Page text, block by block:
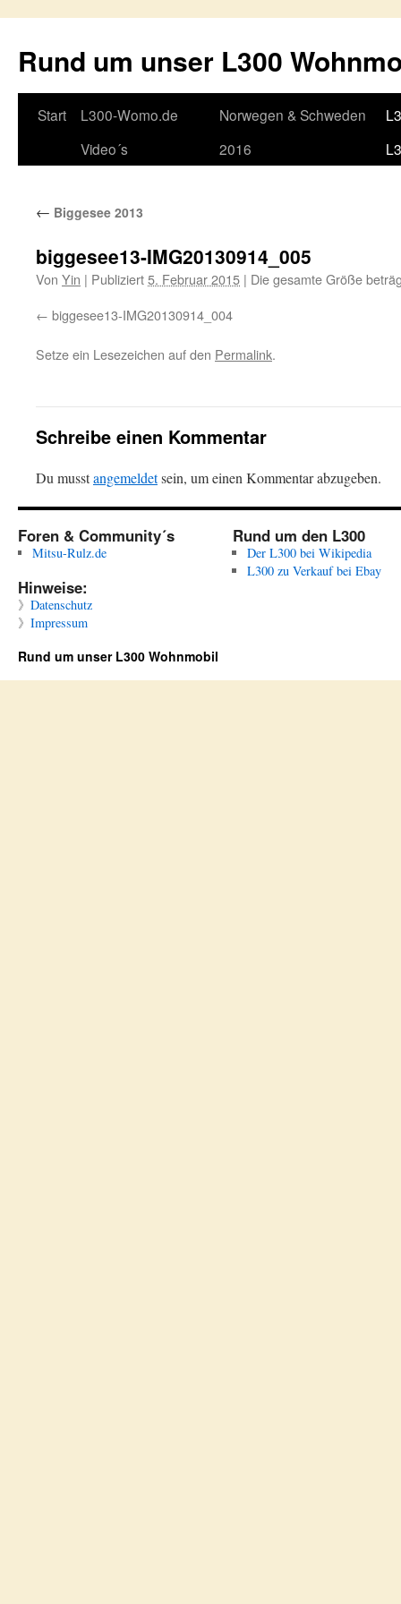
Rund um unser L300
Springe
Start
L300-Womo.de
Video´s
Norwegen & Schweden
2016
← Biggesee 2013
biggesee13-IMG20130914_005
Von Yin | Publiziert5. Februar 2015 | Die gesamte Größe
biggesee13-IMG20130914_004
Setze ein Lesezeichen auf den Permalink.
Schreibe einen Kommentar
Du musstangemeldetsein, um einen Kommentar abzugeben.
Foren & Community´s
Mitsu-Rulz.de
Hinweise:
》 Datenschutz
》 Impressum
Rund um den L300
Der L300 bei Wikipedia
L300 zu Verkauf bei Ebay
Rund um unser L300 Wohnmobil